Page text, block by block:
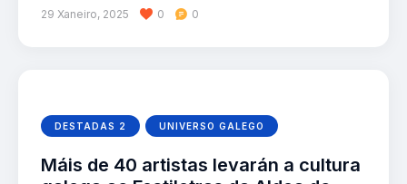
29 Xaneiro, 2025 0 0
DESTADAS 2 UNIVERSO GALEGO
Máis de 40 artistas levarán a cultura